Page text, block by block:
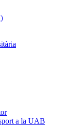
a la UAB